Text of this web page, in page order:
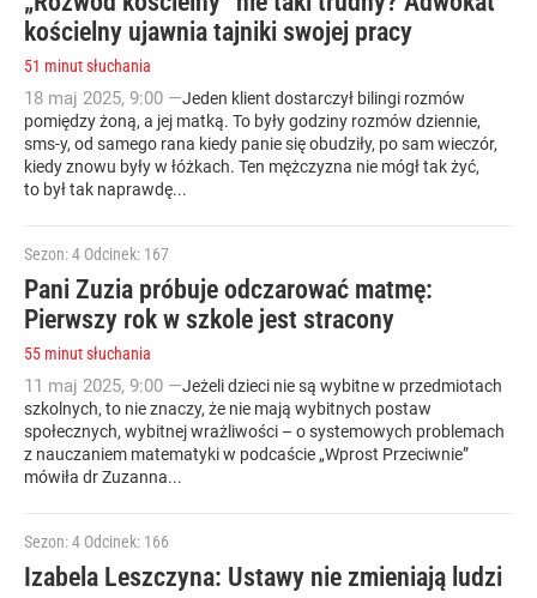
kościelny ujawnia tajniki swojej pracy
51 minut słuchania
18 maj 2025, 9:00 —Jeden klient dostarczył bilingi rozmów
pomiędzy żoną, a jej matką. To były godziny rozmów dziennie,
sms-y, od samego rana kiedy panie się obudziły, po sam wieczór,
kiedy znowu były w łóżkach. Ten mężczyzna nie mógł tak żyć,
to był tak naprawdę...
Sezon: 4 Odcinek: 167
Pani Zuzia próbuje odczarować matmę:
Pierwszy rok w szkole jest stracony
55 minut słuchania
11 maj 2025, 9:00 —Jeżeli dzieci nie są wybitne w przedmiotach
szkolnych, to nie znaczy, że nie mają wybitnych postaw
społecznych, wybitnej wrażliwości – o systemowych problemach
z nauczaniem matematyki w podcaście „Wprost Przeciwnie”
mówiła dr Zuzanna...
Sezon: 4 Odcinek: 166
Izabela Leszczyna: Ustawy nie zmieniają ludzi